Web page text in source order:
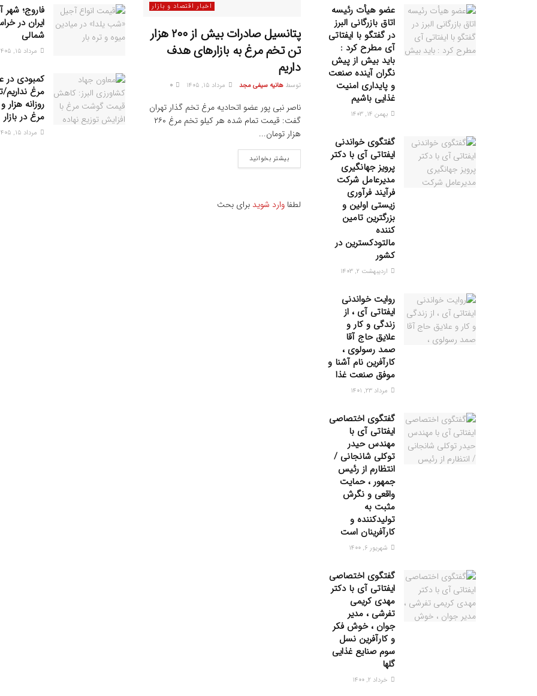
اخبار اقتصاد و بازار
پتانسیل صادرات بیش از ۲۰۰ هزار
تن تخم مرغ به بازار‌های هدف
داریم
توسط هانیه سیفی مجد مرداد ۱۵, ۱۴۰۵ 0
ناصر نبی پور عضو اتحادیه مرغ تخم گذار تهران
گفت: قیمت تمام شده هر کیلو تخم مرغ ۲۶۰
هزار تومان...
بیشتر بخوانید
فاروج؛ شهر
ایران در
شمالی
مرداد ۱۵, ۱۴۰۵
کمبودی در
مرغ نداریم/
مرغ در بازار
مرداد ۱۵, ۱۴۰۵
لطفاوارد شوید برای بحث
عضو هیأت رئیسه
اتاق بازرگانی البرز
در گفتگو با ایفتاتی
آی مطرح کرد :
باید بیش از پیش
نگران آینده صنعت
و پایداری امنیت
غذایی باشیم
بهمن ۱۴, ۱۴۰۳
گفتگوی خواندنی
ایفتاتی آی با دکتر
پرویز جهانگیری
مدیرعامل شرکت
فرآیند فرآوری
زیستی اولین و
بزرگترین تامین
کننده
مالتودکسترین در
کشور
اردیبهشت ۲, ۱۴۰۳
روایت خواندنی
ایفتاتی آی ، از
زندگی و کار و
علایق حاج آقا
صمد رسولوی ،
کارآفرین نام آشنا و
موفق صنعت غذا
مرداد ۲۳, ۱۴۰۱
گفتگوی اختصاصی
ایفتاتی آی با
مهندس حیدر
توکلی شانجانی /
انتظارم از رئیس
جمهور ، حمایت
واقعی و نگرش
مثبت به
تولیدکننده و
کارآفرینان است
شهریور ۶, ۱۴۰۰
گفتگوی اختصاصی
ایفتاتی آی با دکتر
مهدی کریمی
تفرشی ، مدیر
جوان ، خوش فکر
و کارآفرین نسل
سوم صنایع غذایی
گلها
خرداد ۲, ۱۴۰۰